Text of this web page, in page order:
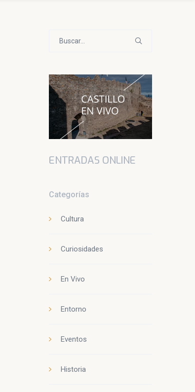
ENTRADAS ONLINE
Categorías
Cultura
Curiosidades
En Vivo
Entorno
Eventos
Historia